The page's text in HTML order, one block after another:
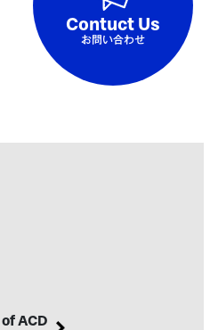
Contuct Us
お問い合わせ
ACD